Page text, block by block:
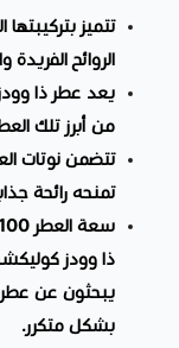
تتميز
الروائح الفريدة
من أبرز تلك
تتضمن نوتات
تمنحه رائحة
ذا وودز
يبحثون عن عطر
بشكل متكرر.